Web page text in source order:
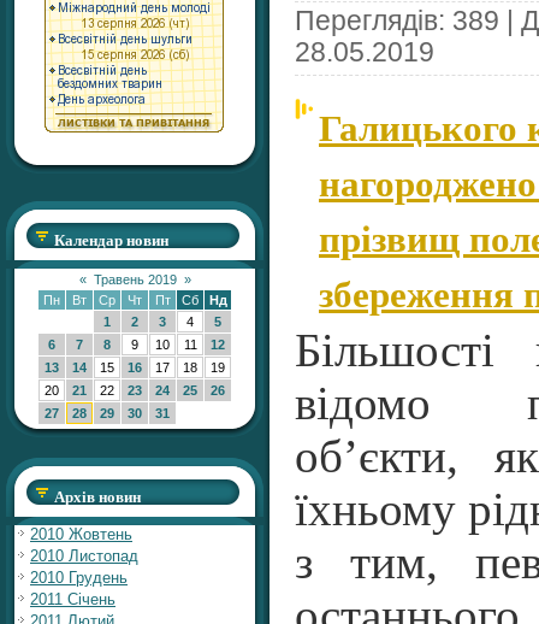
Календар новин
« Травень 2019 »
Пн
Вт Ср Чт Пт Сб
Нд
1
2 3 4
5
6
7 8 9 10 11
12
13
14 15 16 17 18
19
20
21 22 23 24 25
26
27
28 29 30 31
Архів новин
2010 Жовтень
2010 Листопад
2010 Грудень
2011 Січень
Переглядів: 389 |
28.05.2019
Галицького
прізвищ
збереження
Більшості
відомо
об’єкти,
їхньому
з тим,